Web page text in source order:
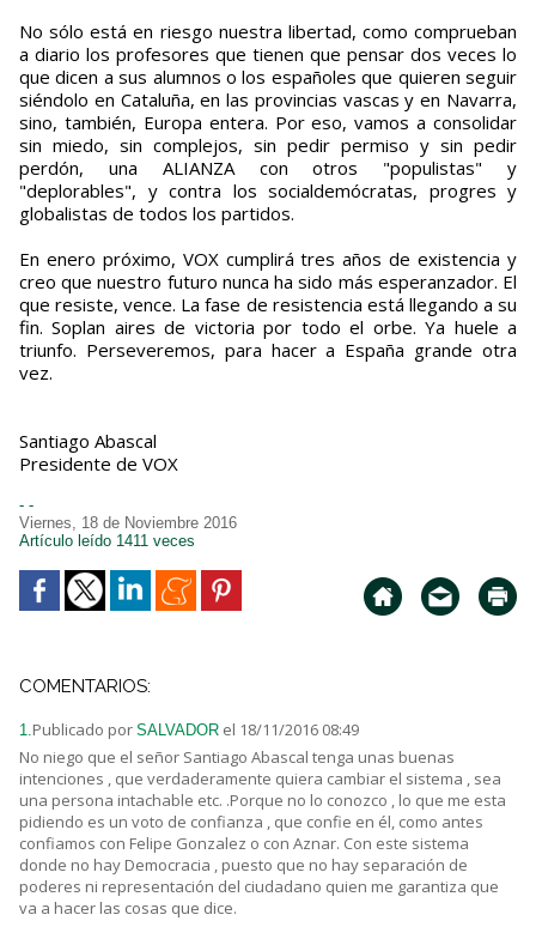
No sólo está en riesgo nuestra libertad, como comprueban
a diario los profesores que tienen que pensar dos veces lo
que dicen a sus alumnos o los españoles que quieren seguir
siéndolo en Cataluña, en las provincias vascas y en Navarra,
sino, también, Europa entera. Por eso, vamos a consolidar
sin miedo, sin complejos, sin pedir permiso y sin pedir
perdón, una ALIANZA con otros "populistas" y
"deplorables", y contra los socialdemócratas, progres y
globalistas de todos los partidos.
En enero próximo, VOX cumplirá tres años de existencia y
creo que nuestro futuro nunca ha sido más esperanzador. El
que resiste, vence. La fase de resistencia está llegando a su
fin. Soplan aires de victoria por todo el orbe. Ya huele a
triunfo. Perseveremos, para hacer a España grande otra
vez.
Santiago Abascal
Presidente de VOX
- -
Viernes, 18 de Noviembre 2016
Artículo leído 1411 veces
COMENTARIOS:
1.Publicado por SALVADOR el 18/11/2016 08:49
No niego que el señor Santiago Abascal tenga unas buenas
intenciones , que verdaderamente quiera cambiar el sistema , sea
una persona intachable etc. .Porque no lo conozco , lo que me esta
pidiendo es un voto de confianza , que confie en él, como antes
confiamos con Felipe Gonzalez o con Aznar. Con este sistema
donde no hay Democracia , puesto que no hay separación de
poderes ni representación del ciudadano quien me garantiza que
va a hacer las cosas que dice.